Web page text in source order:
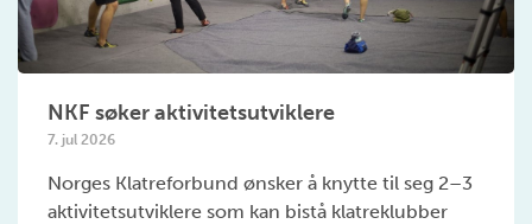
NKF søker aktivitetsutviklere
7. jul 2026
Norges Klatreforbund ønsker å knytte til seg 2–3
aktivitetsutviklere som kan bistå klatreklubber